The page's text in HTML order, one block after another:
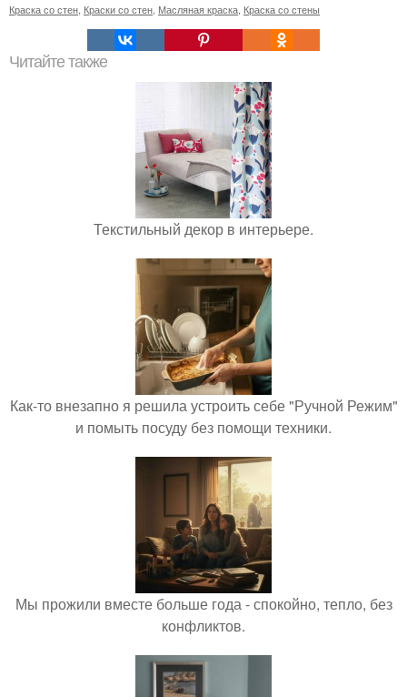
Краска со стен Краски со стен Масляная краска Краска со стены
Читайте также
Текстильный декор в интерьере.
Как-то внезапно я решила устроить себе "Ручной Режим"
и помыть посуду без помощи техники.
Мы прожили вместе больше года - спокойно, тепло, без
конфликтов.